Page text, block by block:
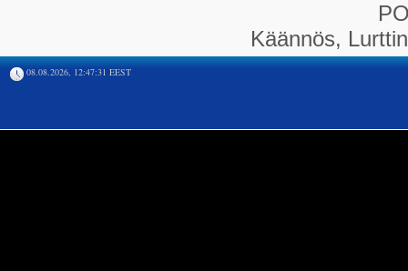
Käännös,
08.08.2026, 12:47:31 EEST